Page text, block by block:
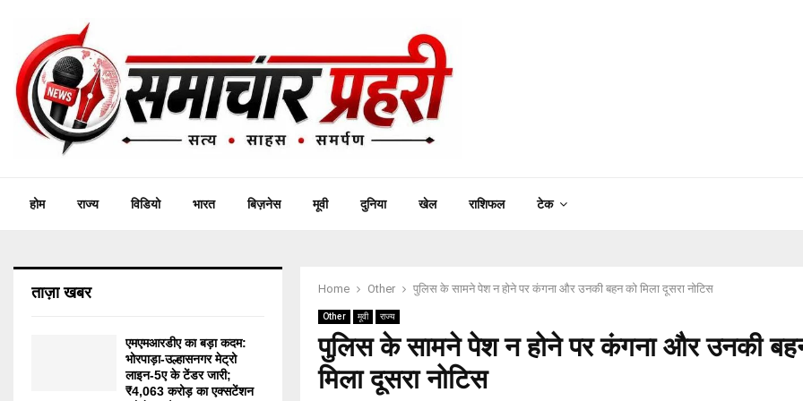
होम राज्य विडियो भारत बिज़नेस मूवी दुनिया खेल राशिफल टेक
Home Other पुलिस के सामने पेश न होने पर कंगना और उनकी बहन को मिला दूसरा नोटिस
Other मूवी राज्य
पुलिस के सामने पेश न होने पर कंगना और उनकी
मिला दूसरा नोटिस
ताज़ा खबर
एमएमआरडीए का बड़ा कदम:
भोरपाड़ा-उल्हासनगर मेट्रो
लाइन-5ए के टेंडर जारी;
₹4,063 करोड़ का एक्सटेंशन